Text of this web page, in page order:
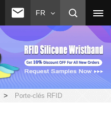
FR
> Porte-clés RFID